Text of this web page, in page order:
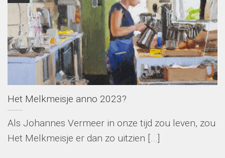
Het Melkmeisje anno 2023?
Als Johannes Vermeer in onze tijd zou leven, zou
Het Melkmeisje er dan zo uitzien [...]